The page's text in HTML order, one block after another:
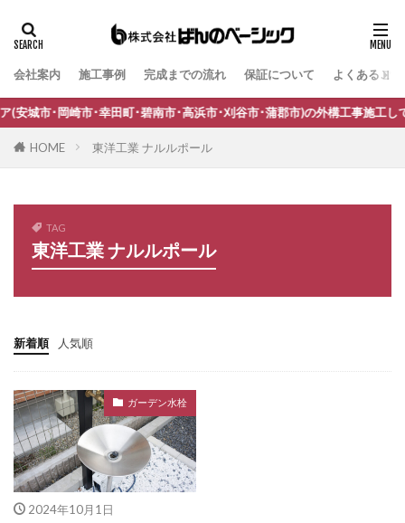
会社案内 施工事例 完成までの流れ 保証について よくあるご
ジャービス商事 蛇口プレート
スタッフブログ
セキスイデザインワークス ゼロフランジライト
タカショー アートポート
タカショー エバーアートウッドフェンス
タカショー エバースクリーン
タカショー ガラスサイン
タカショー セラクラシック
タカショー セラトップストーンタイル
タカショー セラレバンテ
タカショー タンモクウッド
タカショー デザインパネルⅡ
タカショー フレームポーチ
タカショー マリンライト
市･岡崎市･幸田町･碧南市･高浜市･刈谷市･蒲郡市)の外構工事施工してい
HOME 東洋工業 ナルルポール
TAG
東洋工業 ナルルポール
新着順 人気順
ガーデン水栓
2024年10月1日
タグ
B-Life.s Bウッドスタイル
B-Life.s ジョグストーン
B-Life.s ロートアイアンサイン
Dea's Garden A-07
Dea'sGarden アルモ
Dea'sGarden カンナミニ
ECOMOC エコモックフェンス
LIXIL アーキフィールド
LIXIL アーキフラン
LIXIL アクシィ1型
LIXIL アメリカンフェンス
LIXIL アルファベットサイン
LIXIL アルメッシュフェンス
LIXIL ウィンスリーポート